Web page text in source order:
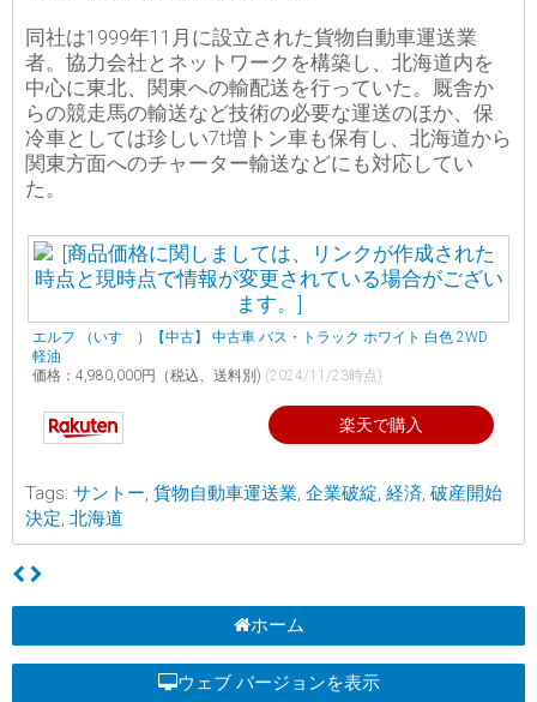
同社は1999年11月に設立された貨物自動車運送業
者。協力会社とネットワークを構築し、北海道内を
中心に東北、関東への輸配送を行っていた。厩舎か
らの競走馬の輸送など技術の必要な運送のほか、保
冷車としては珍しい7t増トン車も保有し、北海道から
関東方面へのチャーター輸送などにも対応してい
た。
エルフ （いすゞ）【中古】 中古車 バス・トラック ホワイト 白色 2WD
軽油
価格：4,980,000円（税込、送料別) (2024/11/23時点)
楽天で購入
Tags: サントー, 貨物自動車運送業, 企業破綻, 経済, 破産開始
決定, 北海道
ホーム
ウェブ バージョンを表示